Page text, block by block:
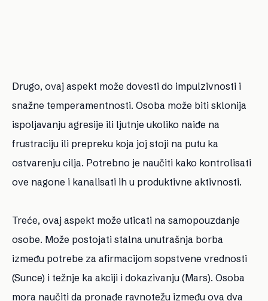
Drugo, ovaj aspekt može dovesti do impulzivnosti i
snažne temperamentnosti. Osoba može biti sklonija
ispoljavanju agresije ili ljutnje ukoliko naiđe na
frustraciju ili prepreku koja joj stoji na putu ka
ostvarenju cilja. Potrebno je naučiti kako kontrolisati
ove nagone i kanalisati ih u produktivne aktivnosti.
Treće, ovaj aspekt može uticati na samopouzdanje
osobe. Može postojati stalna unutrašnja borba
između potrebe za afirmacijom sopstvene vrednosti
(Sunce) i težnje ka akciji i dokazivanju (Mars). Osoba
mora naučiti da pronađe ravnotežu između ova dva